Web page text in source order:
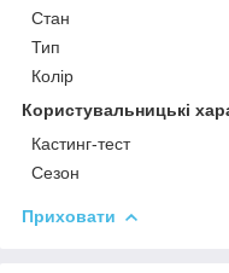
Стан
Тип
Колір
Користувальницькі
Кастинг-тест
Сезон
Приховати